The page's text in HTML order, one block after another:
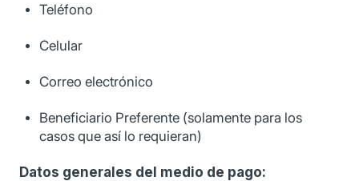
Teléfono
Celular
Correo electrónico
Beneficiario Preferente (solamente para los
casos que así lo requieran)
Datos generales del medio de pago: